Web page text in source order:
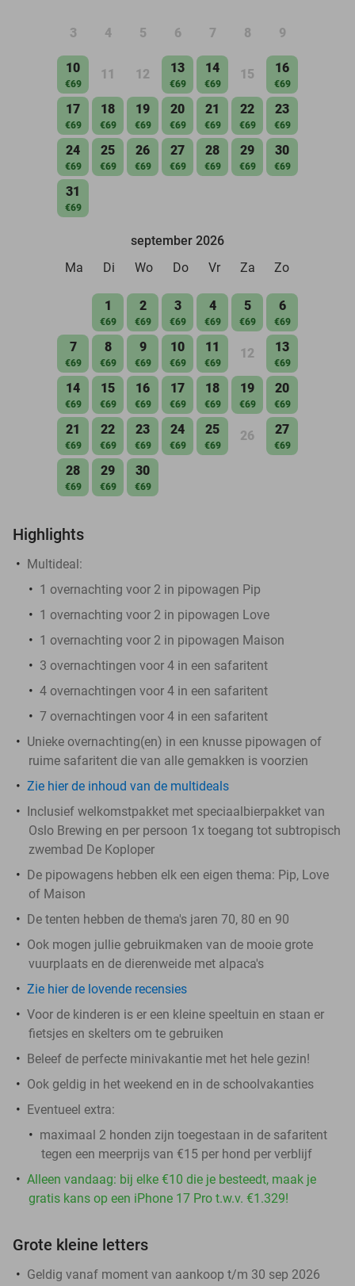
3 4 5 6 7 8 9
10
€69
11 12 13
€69
14
€69
15 16
€69
17
€69
18
€69
19
€69
20
€69
21
€69
22
€69
23
€69
24
€69
25
€69
26
€69
27
€69
28
€69
29
€69
30
€69
31
€69
september 2026
Ma
Di Wo Do Vr Za Zo
1
€69
2
€69
3
€69
4
€69
5
€69
6
€69
7
€69
8
€69
9
€69
10
€69
11
€69
12 13
€69
14
€69
15
€69
16
€69
17
€69
18
€69
19
€69
20
€69
21
€69
22
€69
23
€69
24
€69
25
€69
26 27
€69
28
€69
29
€69
30
€69
Highlights
Multideal:
1 overnachting voor 2 in pipowagen Pip
1 overnachting voor 2 in pipowagen Love
1 overnachting voor 2 in pipowagen Maison
3 overnachtingen voor 4 in een safaritent
4 overnachtingen voor 4 in een safaritent
7 overnachtingen voor 4 in een safaritent
Unieke overnachting(en) in een knusse pipowagen of
ruime safaritent die van alle gemakken is voorzien
Zie hier de inhoud van de multideals
Inclusief welkomstpakket met speciaalbierpakket van
Oslo Brewing en per persoon 1x toegang tot subtropisch
zwembad De Koploper
De pipowagens hebben elk een eigen thema: Pip, Love
of Maison
De tenten hebben de thema's jaren 70, 80 en 90
Ook mogen jullie gebruikmaken van de mooie grote
vuurplaats en de dierenweide met alpaca's
Zie hier de lovende recensies
Voor de kinderen is er een kleine speeltuin en staan er
fietsjes en skelters om te gebruiken
Beleef de perfecte minivakantie met het hele gezin!
Ook geldig in het weekend en in de schoolvakanties
Eventueel extra:
maximaal 2 honden zijn toegestaan in de safaritent
tegen een meerprijs van €15 per hond per verblijf
Alleen vandaag: bij elke €10 die je besteedt, maak je
gratis kans op een iPhone 17 Pro t.w.v. €1.329!
Grote kleine letters
Geldig vanaf moment van aankoop t/m 30 sep 2026